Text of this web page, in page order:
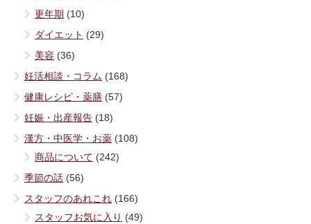
更年期 (10)
ダイエット (29)
美容 (36)
妊活相談・コラム (168)
健康レシピ・薬膳 (57)
妊娠・出産報告 (18)
漢方・中医学・お薬 (108)
商品について (242)
季節の話 (56)
スタッフのあれこれ (166)
スタッフお気に入り (49)